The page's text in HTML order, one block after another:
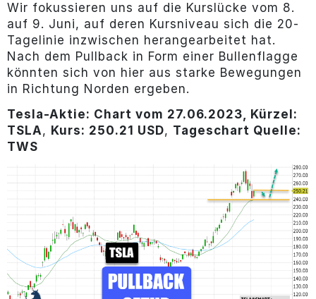
Wir fokussieren uns auf die Kurslücke vom 8.
auf 9. Juni, auf deren Kursniveau sich die 20-
Tagelinie inzwischen herangearbeitet hat.
Nach dem Pullback in Form einer Bullenflagge
könnten sich von hier aus starke Bewegungen
in Richtung Norden ergeben.
Tesla-Aktie: Chart vom 27.06.2023, Kürzel:
TSLA, Kurs: 250.21 USD, Tageschart Quelle:
TWS